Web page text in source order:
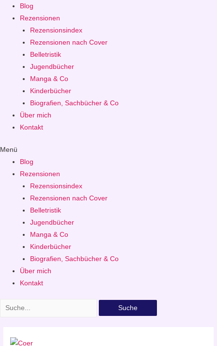
Blog
Rezensionen
Rezensionsindex
Rezensionen nach Cover
Belletristik
Jugendbücher
Manga & Co
Kinderbücher
Biografien, Sachbücher & Co
Über mich
Kontakt
Menü
Blog
Rezensionen
Rezensionsindex
Rezensionen nach Cover
Belletristik
Jugendbücher
Manga & Co
Kinderbücher
Biografien, Sachbücher & Co
Über mich
Kontakt
Suche